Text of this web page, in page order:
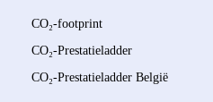
CO₂-footprint
CO₂-Prestatieladder
CO₂-Prestatieladder België